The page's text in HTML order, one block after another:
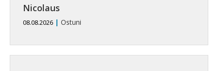
Nicolaus
08.08.2026 | Ostuni